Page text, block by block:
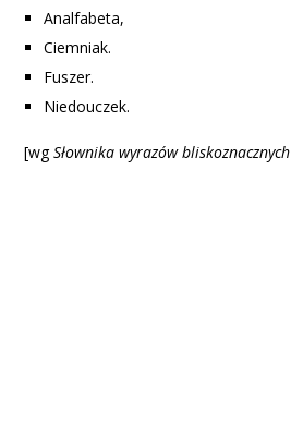
Analfabeta,
Ciemniak.
Fuszer.
Niedouczek.
[wgSłownika wyrazów bliskoznacznych